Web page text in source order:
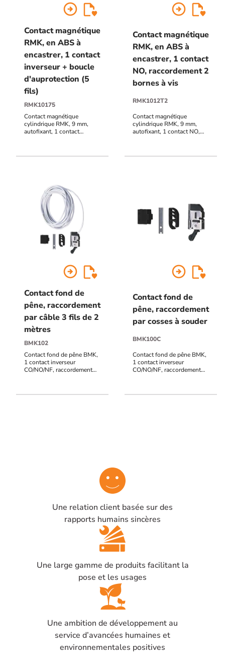
arrow_circle_right
Contact magnétique
RMK, en ABS à
encastrer, 1 contact
inverseur + boucle
d'auprotection (5
fils)
RMK10175
Contact magnétique
cylindrique RMK, 9 mm,
autofixant, 1 contact
raccordement par câble 3
arrow_circle_right
Contact magnétique
RMK, en ABS à
encastrer, 1 contact
NO, raccordement 2
bornes à vis
RMK1012T2
Contact magnétique
cylindrique RMK, 9 mm,
autofixant, 1 contact NO,
mm
arrow_circle_right
Contact fond de
pêne, raccordement
par câble 3 fils de 2
mètres
BMK102
Contact fond de pêne BMK,
1 contact inverseur
CO/NO/NF, raccordement
demande), montage frontal
arrow_circle_right
Contact fond de
pêne, raccordement
par cosses à souder
BMK100C
Contact fond de pêne BMK,
1 contact inverseur
CO/NO/NF, raccordement
déclenchement réglable
Une relation client basée sur des
rapports humains sincères
Une large gamme de produits facilitant la
pose et les usages
Une ambition de développement au
service d’avancées humaines et
environnementales positives